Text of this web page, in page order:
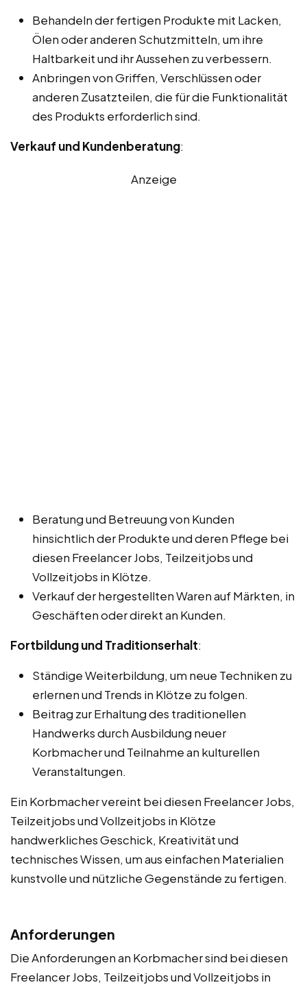
Behandeln der fertigen Produkte mit Lacken,
Ölen oder anderen Schutzmitteln, um ihre
Haltbarkeit und ihr Aussehen zu verbessern.
Anbringen von Griffen, Verschlüssen oder
anderen Zusatzteilen, die für die Funktionalität
des Produkts erforderlich sind.
Verkauf und Kundenberatung:
Anzeige
Beratung und Betreuung von Kunden
hinsichtlich der Produkte und deren Pflege bei
diesen Freelancer Jobs, Teilzeitjobs und
Vollzeitjobs in Klötze.
Verkauf der hergestellten Waren auf Märkten, in
Geschäften oder direkt an Kunden.
Fortbildung und Traditionserhalt:
Ständige Weiterbildung, um neue Techniken zu
erlernen und Trends in Klötze zu folgen.
Beitrag zur Erhaltung des traditionellen
Handwerks durch Ausbildung neuer
Korbmacher und Teilnahme an kulturellen
Veranstaltungen.
Ein Korbmacher vereint bei diesen Freelancer Jobs,
Teilzeitjobs und Vollzeitjobs in Klötze
handwerkliches Geschick, Kreativität und
technisches Wissen, um aus einfachen Materialien
kunstvolle und nützliche Gegenstände zu fertigen.
Anforderungen
Die Anforderungen an Korbmacher sind bei diesen
Freelancer Jobs, Teilzeitjobs und Vollzeitjobs in